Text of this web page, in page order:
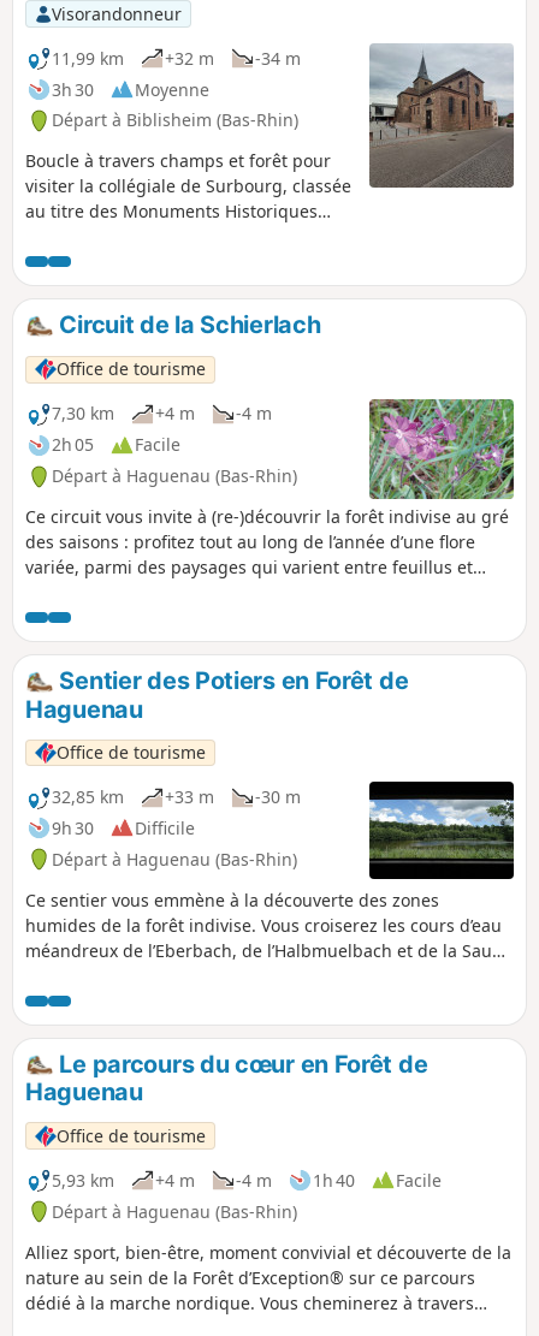
Visorandonneur
11,99 km
+32 m
-34 m
3h 30
Moyenne
Départ à Biblisheim (Bas-Rhin)
Boucle à travers champs et forêt pour
visiter la collégiale de Surbourg, classée
au titre des Monuments Historiques
Circuit de la Schierlach
Office de tourisme
7,30 km
+4 m
-4 m
2h 05
Facile
Départ à Haguenau (Bas-Rhin)
Ce circuit vous invite à (re-)découvrir la forêt indivise au gré
des saisons : profitez tout au long de l’année d’une flore
variée, parmi des paysages qui varient entre feuillus et
peuplements.
Sentier des Potiers en Forêt de
Haguenau
Office de tourisme
32,85 km
+33 m
-30 m
9h 30
Difficile
Départ à Haguenau (Bas-Rhin)
Ce sentier vous emmène à la découverte des zones
humides de la forêt indivise. Vous croiserez les cours d’eau
méandreux de l’Eberbach, de l’Halbmuelbach et de la Sauer,
Brunnwald et marcherez sur les traces des potiers à
Betschdorf et Soufflenheim.
Le parcours du cœur en Forêt de
Haguenau
Office de tourisme
5,93 km
+4 m -4 m 1h 40
Facile
Départ à Haguenau (Bas-Rhin)
Alliez sport, bien-être, moment convivial et découverte de la
nature au sein de la Forêt d’Exception® sur ce parcours
dédié à la marche nordique. Vous cheminerez à travers